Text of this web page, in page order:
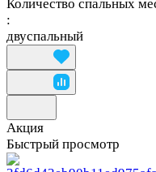
Количество спальных
:
двуспальный
Акция
Быстрый просмотр